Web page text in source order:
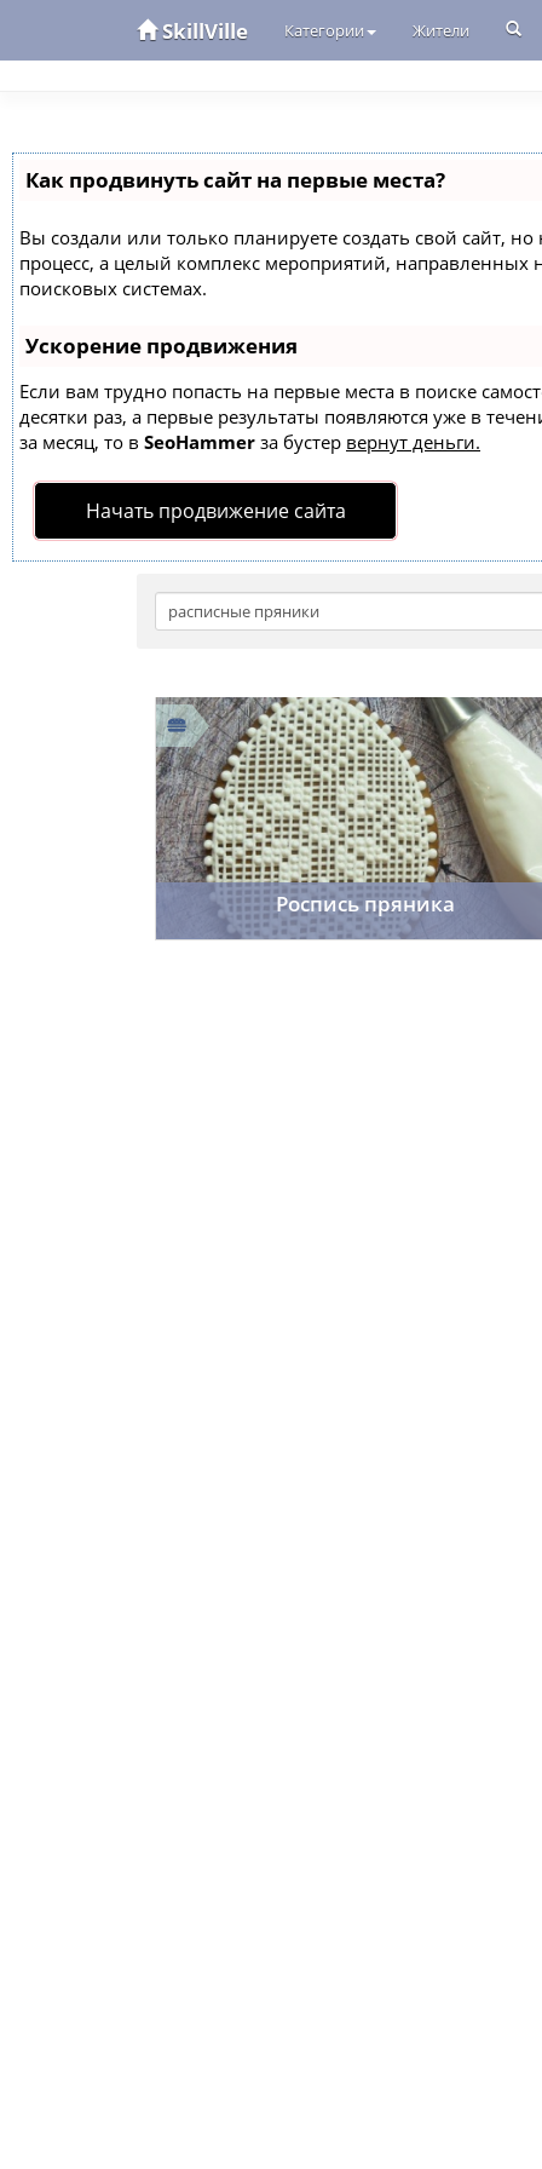
SkillVille Категории Жители
Как продвинуть сайт на первые места?
Вы создали или только планируете создать свой сайт,
процесс, а целый комплекс мероприятий,
поисковых системах.
Ускорение продвижения
Если вам трудно попасть на первые места в поиске
десятки раз, а первые результаты появляются уже в
за месяц, то в SeoHammer за бустер вернут деньги.
Начать продвижение сайта
Роспись пряника